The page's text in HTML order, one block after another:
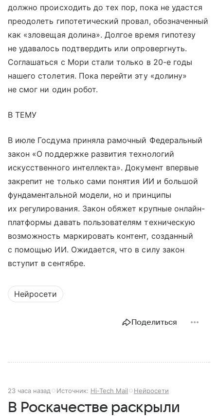
должно происходить до тех пор, пока не удастся
преодолеть гипотетический провал, обозначенный
как «зловещая долина». Долгое время гипотезу
не удавалось подтвердить или опровергнуть.
Соглашаться с Мори стали только в 20-е годы
нашего столетия. Пока перейти эту «долину»
не смог ни один робот.
В ТЕМУ
В июле Госдума приняла рамочный Федеральный
закон «О поддержке развития технологий
искусственного интеллекта». Документ впервые
закрепит не только сами понятия ИИ и большой
фундаментальной модели, но и принципы
их регулирования. Закон обяжет крупные онлайн-
платформы давать пользователям техническую
возможность маркировать контент, созданный
с помощью ИИ. Ожидается, что в силу закон
вступит в сентябре.
Нейросети
Поделиться
23 часа назад Источник: Hi-Tech Mail Нейросети
В Роскачестве раскрыли